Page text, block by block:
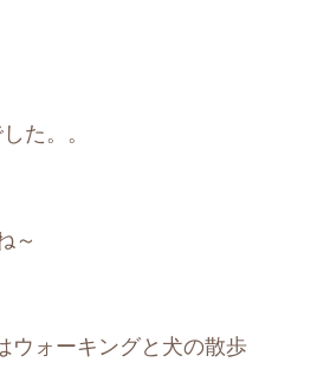
た。。
～
ウォーキングと犬の散歩